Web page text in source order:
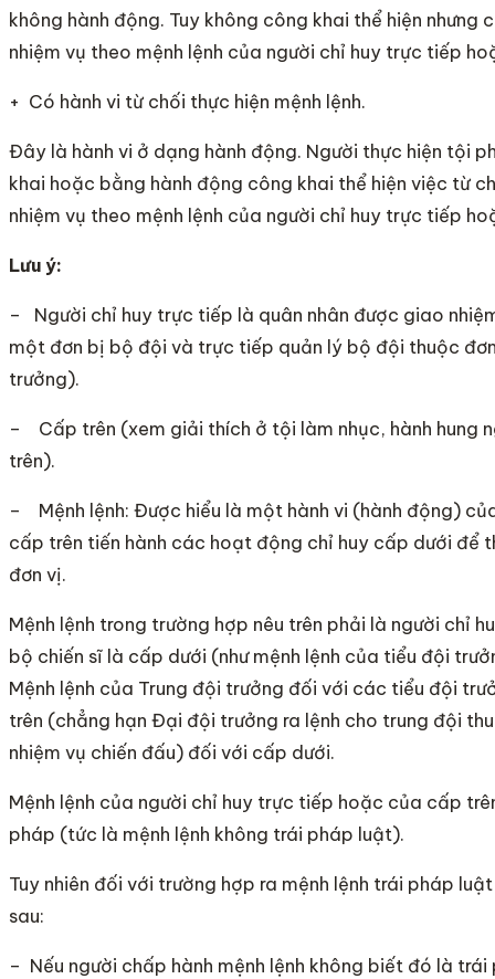
không hành động. Tuy không công khai thể hiện nhưng
nhiệm vụ theo mệnh lệnh của người chỉ huy trực tiếp
+ Có hành vi từ chối thực hiện mệnh lệnh.
Đây là hành vi ở dạng hành động. Người thực hiện tội
khai hoặc bằng hành động công khai thể hiện việc từ
nhiệm vụ theo mệnh lệnh của người chỉ huy trực tiếp
Lưu ý:
– Người chỉ huy trực tiếp là quân nhân được giao
một đơn bị bộ đội và trực tiếp quản lý bộ đội thuộc
trưởng).
– Cấp trên (xem giải thích ở tội làm nhục, hành hung
trên).
– Mệnh lệnh: Được hiểu là một hành vi (hành động)
cấp trên tiến hành các hoạt động chỉ huy cấp dưới để
đơn vị.
Mệnh lệnh trong trường hợp nêu trên phải là người chỉ
bộ chiến sĩ là cấp dưới (như mệnh lệnh của tiểu đội
Mệnh lệnh của Trung đội trưởng đối với các tiểu đội
trên (chẳng hạn Đại đội trưởng ra lệnh cho trung đội
nhiệm vụ chiến đấu) đối với cấp dưới.
Mệnh lệnh của người chỉ huy trực tiếp hoặc của cấp
pháp (tức là mệnh lệnh không trái pháp luật).
Tuy nhiên đối với trường hợp ra mệnh lệnh trái pháp
sau:
– Nếu người chấp hành mệnh lệnh không biết đó là